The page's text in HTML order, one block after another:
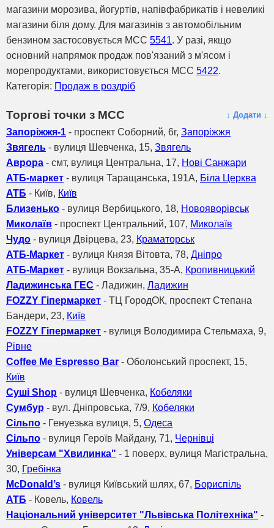
магазини морозива, йогуртів, напівфабрикатів і невеликі
магазини біля дому. Для магазинів з автомобільним
бензином застосовується MCC 5541. У разі, якщо
основний напрямок продаж пов'язаний з м'ясом і
морепродуктами, використовується MCC 5422.
Категорія: Продаж в роздріб
Торгові точки з МСС ↓ Додати ↓
Запоріжжя-1 - проспект Соборний, 6г, Запоріжжя
Звягель - вулиця Шевченка, 15, Звягель
Аврора - смт, вулиця Центральна, 17, Нові Санжари
АТБ-маркет - вулиця Таращанська, 191А, Біла Церква
АТБ - Київ, Київ
Близенько - вулиця Вербицького, 18, Новояворівськ
Миколаїв - проспект Центральний, 107, Миколаїв
Чудо - вулиця Двірцева, 23, Краматорськ
АТБ-Маркет - вулиця Князя Вітовта, 78, Дніпро
АТБ-Маркет - вулиця Вокзальна, 35-А, Кропивницький
Ладижинська ГЕС - Ладижин, Ладижин
FOZZY Гіпермаркет - TЦ ГородОК, проспект Степана
Бандери, 23, Київ
FOZZY Гіпермаркет - вулиця Володимира Стельмаха, 9,
Рівне
Coffee Me Espresso Bar - Оболонський проспект, 15,
Київ
Суші Shop - вулиця Шевченка, Кобеляки
Сумбур - вул. Дніпровська, 7/9, Кобеляки
Сільпо - Генуезька вулиця, 5, Одеса
Сільпо - вулиця Героїв Майдану, 71, Чернівці
Універсам "Хвилинка" - 1 поверх, вулиця Магістральна,
30, Гребінка
McDonald’s - вулиця Київський шлях, 67, Бориспіль
АТБ - Ковель, Ковель
Національний університет "Львівська Політехніка" -